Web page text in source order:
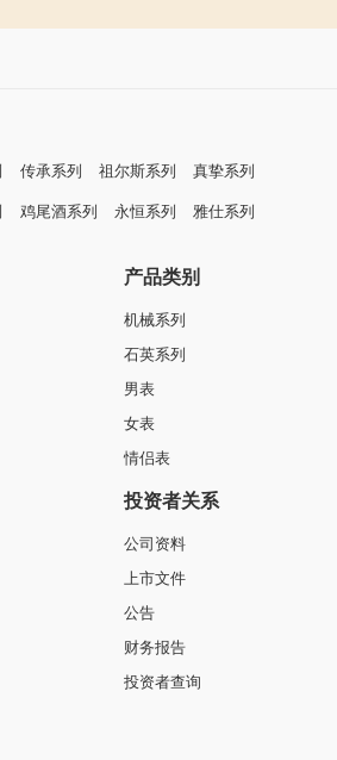
传承系列 祖尔斯系列 真挚系列
鸡尾酒系列 永恒系列 雅仕系列
产品类别
机械系列
石英系列
男表
女表
情侣表
投资者关系
公司资料
上市文件
公告
财务报告
投资者查询